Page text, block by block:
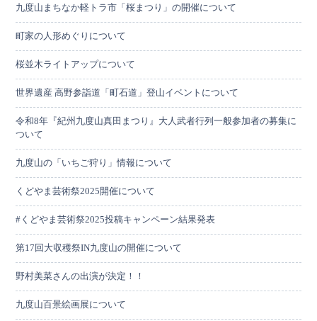
九度山まちなか軽トラ市「桜まつり」の開催について
町家の人形めぐりについて
桜並木ライトアップについて
世界遺産 高野参詣道「町石道」登山イベントについて
令和8年『紀州九度山真田まつり』大人武者行列一般参加者の募集に
ついて
九度山の「いちご狩り」情報について
くどやま芸術祭2025開催について
#くどやま芸術祭2025投稿キャンペーン結果発表
第17回大収穫祭IN九度山の開催について
野村美菜さんの出演が決定！！
九度山百景絵画展について